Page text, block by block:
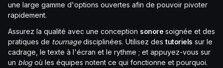
une large gamme d'options ouvertes afin de pouvoir pivoter
rapidement.
Assurez la qualité avec une conception sonore soignée et des
pratiques de tournagedisciplinées. Utilisez des tutoriels sur le
cadrage, le texte à l'écran et le rythme ; et appuyez-vous sur
un blogoù les équipes notent ce qui fonctionne et pourquoi.